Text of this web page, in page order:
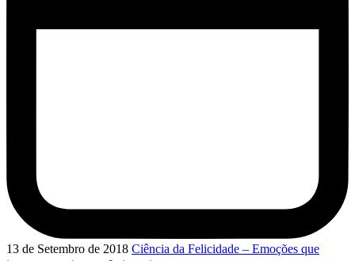
13 de Setembro de 2018 Ciência da Felicidade – Emoções que